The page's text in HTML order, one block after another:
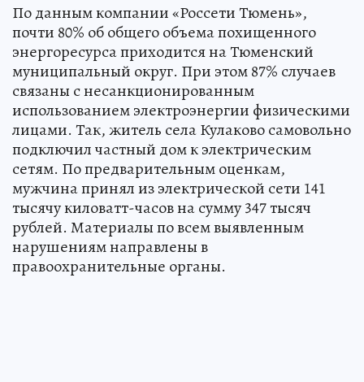
По данным компании «Россети Тюмень»,
почти 80% об общего объема похищенного
энергоресурса приходится на Тюменский
муниципальный округ. При этом 87% случаев
связаны с несанкционированным
использованием электроэнергии физическими
лицами. Так, житель села Кулаково самовольно
подключил частный дом к электрическим
сетям. По предварительным оценкам,
мужчина принял из электрической сети 141
тысячу киловатт-часов на сумму 347 тысяч
рублей. Материалы по всем выявленным
нарушениям направлены в
правоохранительные органы.